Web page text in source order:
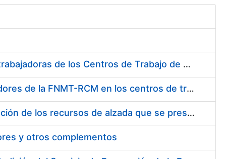
Suministro de Protectores Auditivos a medida para las personas trabajadoras de los Centros de Trabajo de Madrid y Burgos
Suministro de gafas graduadas antiproyecciones para los trabajadores de la FNMT-RCM en los centros de trabajo de Madrid y Burgos
Servicios de una empresa externa para el asesoramiento y resolución de los recursos de alzada que se presentan relacionados con procesos de selección para la FNMT-RCM
y otros complementos